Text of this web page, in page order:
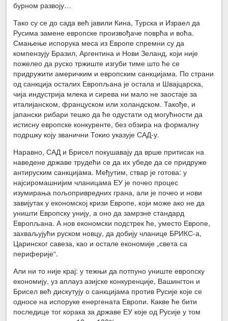
бурном развоју…
Тако су се до сада већ јавили Кина, Турска и Израел да
Русима замене европске произвођаче поврћа и воћа.
Смањење испорука меса из Европе спремни су да
компензују Бразил, Аргентина и Нови Зеланд, који није
пожелео да руско тржиште изгуби тиме што ће се
придружити америчким и европским санкцијама. По страни
од санкција осталих Европљана је остала и Швајцарска,
чија индустрија млека и сирева ни мало не заостаје за
италијанском, француском или холандском. Такође, и
јапански рибари тешко да ће одустати од могућности да
истисну европске конкуренте, без обзира на формалну
подршку коју званични Токио указује САД-у.
Наравно, САД и Брисел покушавају да врше притисак на
наведене државе трудећи се да их убеде да се придруже
антируским санкцијама. Међутим, ствар је готова: у
најсиромашнијим чланицама ЕУ је почео процес
изумирања пољопривредних грана, али је почео и нови
завијутак у економској кризи Европе, који може ако не да
уништи Европску унију, а оно да замрзне стандард
Европљана. А нов економски подстрек ће, уместо Европе,
захваљујући руском новцу, да добију чланице БРИКС-а,
Царинског савеза, као и остале економије „света са
периферије“.
Али ни то није крај: у тежњи да потпуно униште европску
економију, уз аплауз азијске конкуренције, Вашингтон и
Брисел већ дискутују о санкцијама против Русије које се
односе на испоруке енергената Европи. Какве ће бити
последице тог корака за државе ЕУ које од Русије у том